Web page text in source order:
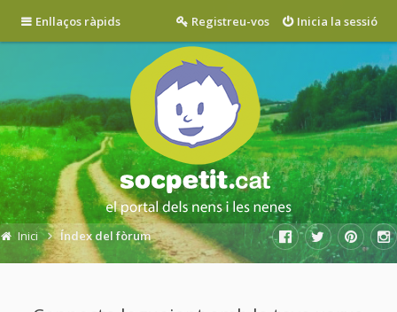
Enllaços ràpids Inicia la sessió
Registreu-vos
Inici Índex del fòrum